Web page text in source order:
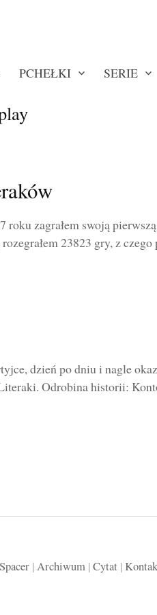
PCHEŁKI SERIE
roku zagrałem swoją
23823 gry, z czego
dzień po dniu i nagle
Odrobina historii:
Spacer| Archiwum| Cytat|